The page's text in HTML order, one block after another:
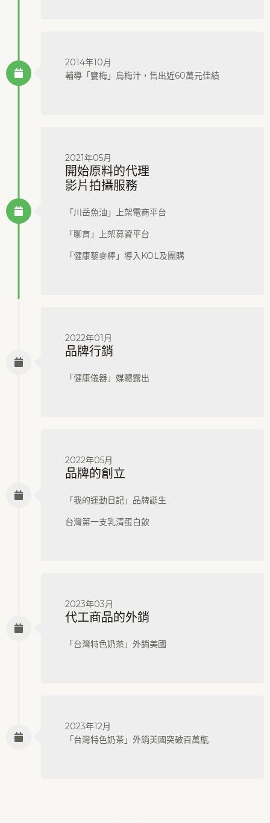
2014年10月
輔導「甕梅」烏梅汁，售出近60萬元佳績
2021年05月
開始原料的代理
影片拍攝服務
「川岳魚油」上架電商平台
「聊育」上架募資平台
「健康藜麥棒」導入KOL及團購
2022年01月
品牌行銷
「健康儀器」媒體露出
2022年05月
品牌的創立
「我的運動日記」品牌誔生
台灣第一支乳清蛋白飲
2023年03月
代工商品的外銷
「台灣特色奶茶」外銷美國
2023年12月
「台灣特色奶茶」外銷美國突破百萬瓶